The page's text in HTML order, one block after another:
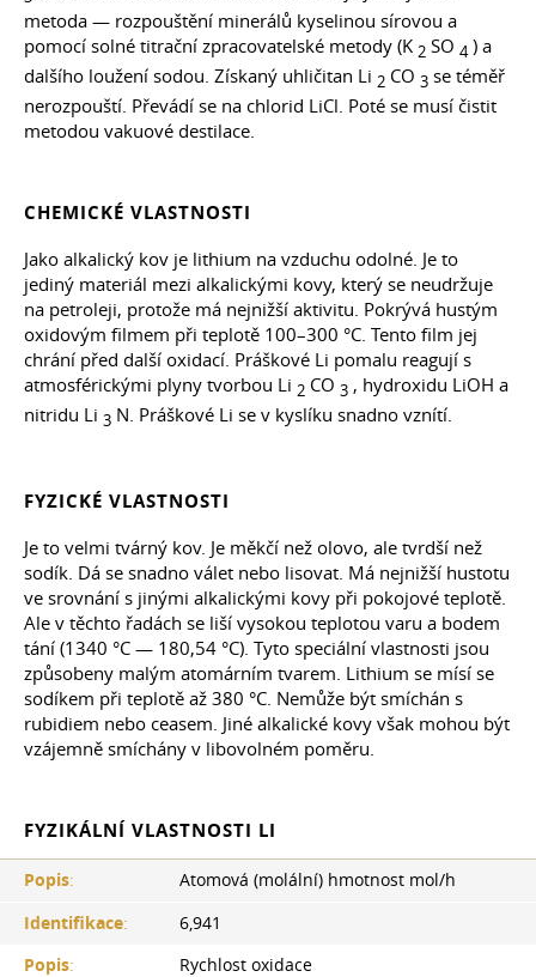
metoda — rozpouštění minerálů kyselinou sírovou a
pomocí solné titrační zpracovatelské metody (K 2 SO 4 ) a
dalšího loužení sodou. Získaný uhličitan Li 2 CO 3 se téměř
nerozpouští. Převádí se na chlorid LiCl. Poté se musí čistit
metodou vakuové destilace.
CHEMICKÉ VLASTNOSTI
Jako alkalický kov je lithium na vzduchu odolné. Je to
jediný materiál mezi alkalickými kovy, který se neudržuje
na petroleji, protože má nejnižší aktivitu. Pokrývá hustým
oxidovým filmem při teplotě 100–300 °С. Tento film jej
chrání před další oxidací. Práškové Li pomalu reagují s
atmosférickými plyny tvorbou Li 2 CO 3 , hydroxidu LiOH a
nitridu Li 3 N. Práškové Li se v kyslíku snadno vznítí.
FYZICKÉ VLASTNOSTI
Je to velmi tvárný kov. Je měkčí než olovo, ale tvrdší než
sodík. Dá se snadno válet nebo lisovat. Má nejnižší hustotu
ve srovnání s jinými alkalickými kovy při pokojové teplotě.
Ale v těchto řadách se liší vysokou teplotou varu a bodem
tání (1340 °С — 180,54 °С). Tyto speciální vlastnosti jsou
způsobeny malým atomárním tvarem. Lithium se mísí se
sodíkem při teplotě až 380 °C. Nemůže být smíchán s
rubidiem nebo ceasem. Jiné alkalické kovy však mohou být
vzájemně smíchány v libovolném poměru.
FYZIKÁLNÍ VLASTNOSTI LI
Popis:
Atomová (molální) hmotnost mol/h
Identifikace:
6,941
Popis:
Rychlost oxidace